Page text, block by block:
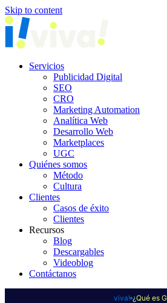
Skip to content
Servicios
Publicidad Digital
SEO
CRO
Marketing Automation
Analítica Web
Desarrollo Web
Marketplaces
UGC
Quiénes somos
Método
Cultura
Clientes
Casos de éxito
Clientes
Recursos
Blog
Descargables
Videoblog
Contáctanos
viva! ¿Qué es